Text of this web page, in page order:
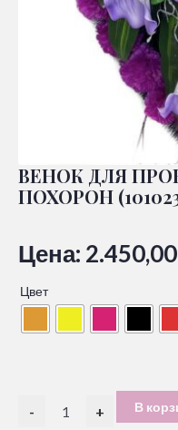
ВЕНОК ДЛЯ
ПОХОРОН
Цена: 2.450,00
Цвет
- + В